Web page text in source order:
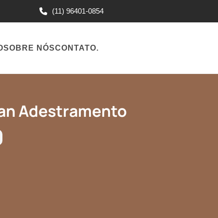
(11) 96401-0854
SOBRE NÓSCONTATO.
Adestramento